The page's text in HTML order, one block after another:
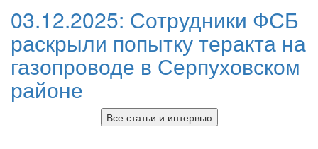
03.12.2025: Сотрудники ФСБ
раскрыли попытку теракта на
газопроводе в Серпуховском
районе
Все статьи и интервью